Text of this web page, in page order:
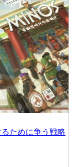
ために争う戦略